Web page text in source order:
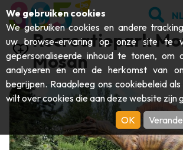
BEZOEKEN
Abdijen & religieuze monumenten
Archeologie
ONTDEKKEN
Grotten BEWEGEN
Recreatiepark
Mosan
We gebruiken cookies
We gebruiken cookies en andere
uw browse-ervaring op onze site te
gepersonaliseerde inhoud te tonen, om
analyseren en om de herkomst van
begrijpen. Raadpleeg ons cookiebeleidals
wilt over cookies die aan deze website zijn
OK